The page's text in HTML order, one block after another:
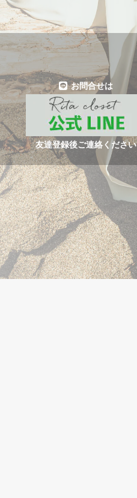
お問合せは
友達登録後ご連絡ください